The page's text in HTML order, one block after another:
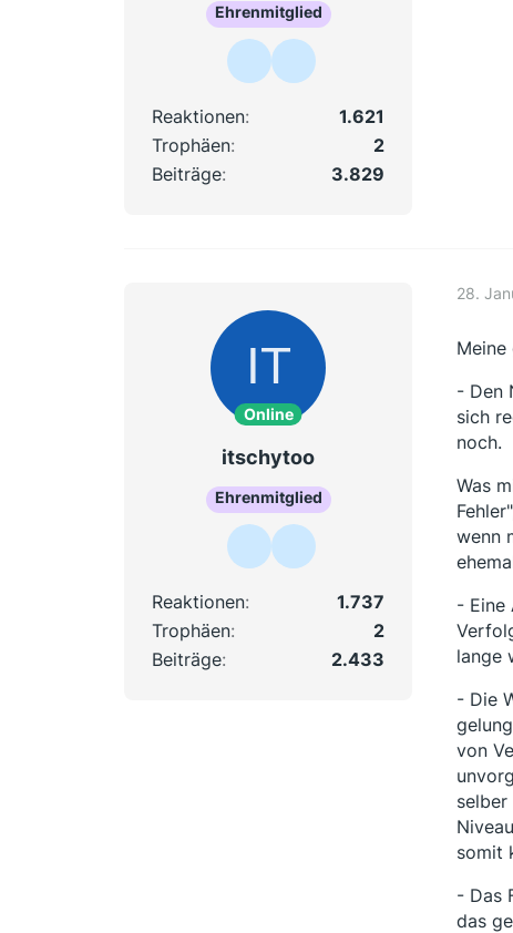
Ehrenmitglied
Reaktionen
1.621
Trophäen
2
Beiträge
3.829
Online
itschytoo
Ehrenmitglied
Reaktionen
1.737
Trophäen
2
Beiträge
2.433
28.
Meine
- Den
sich
noch.
Was
wenn
- Eine
lange
- Die
von
somit
- Das
das